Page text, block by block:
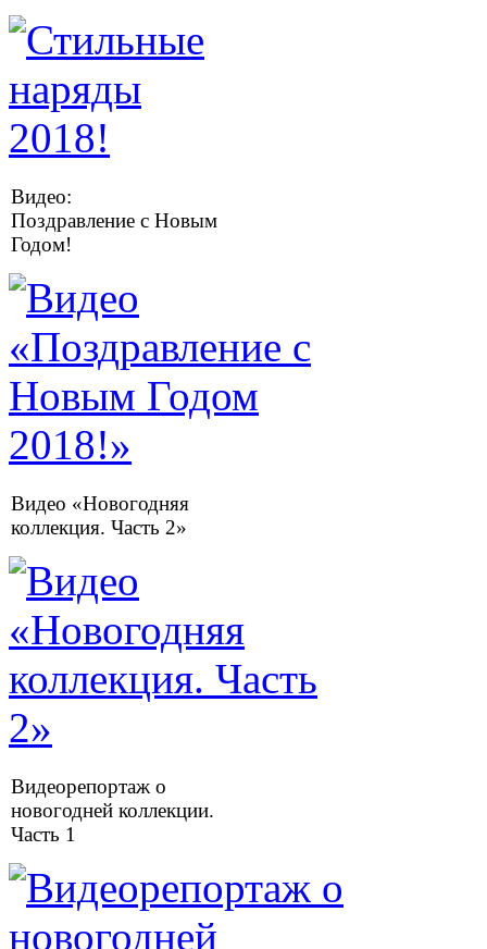
Видео:
Поздравление с Новым
Годом!
Видео «Новогодняя
коллекция. Часть 2»
Видеорепортаж о
новогодней коллекции.
Часть 1